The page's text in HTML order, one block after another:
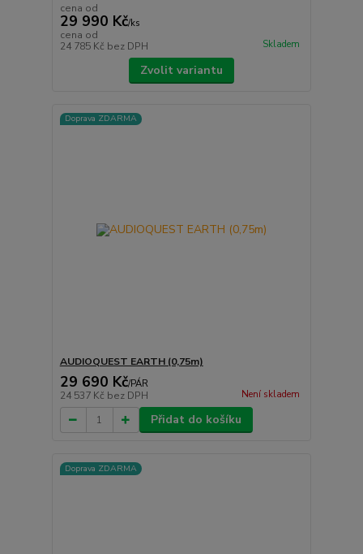
cena od
29 990 Kč/ks
cena od
24 785 Kč bez DPH Skladem
Zvolit variantu
Doprava ZDARMA
AUDIOQUEST EARTH (0,75m)
29 690 Kč/PÁR
24 537 Kč bez DPH Není skladem
Přidat do košíku
Doprava ZDARMA